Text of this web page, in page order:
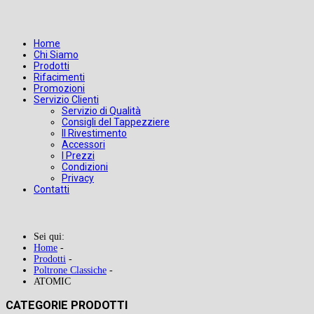
Home
Chi Siamo
Prodotti
Rifacimenti
Promozioni
Servizio Clienti
Servizio di Qualità
Consigli del Tappezziere
Il Rivestimento
Accessori
I Prezzi
Condizioni
Privacy
Contatti
Sei qui:
Home -
Prodotti -
Poltrone Classiche -
ATOMIC
CATEGORIE PRODOTTI